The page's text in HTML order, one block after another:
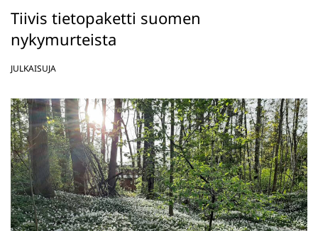
Tiivis tietopaketti suomen
nykymurteista
JULKAISUJA